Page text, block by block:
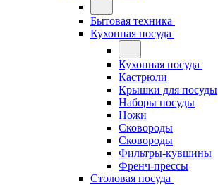
Бытовая техника
Кухонная посуда
Кухонная посуда
Кастрюли
Крышки для посуды
Наборы посуды
Ножи
Сковороды
Сковороды
Фильтры-кувшины
Френч-прессы
Столовая посуда